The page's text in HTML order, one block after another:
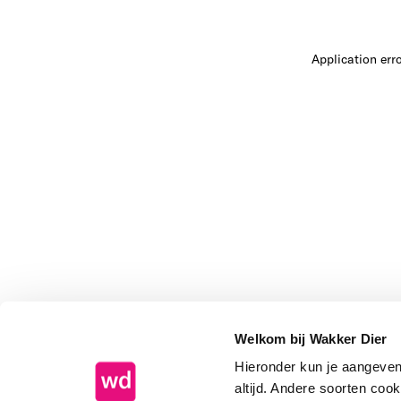
Welkom bij Wakker Dier
Hieronder kun je
altijd. Andere soorten
Application